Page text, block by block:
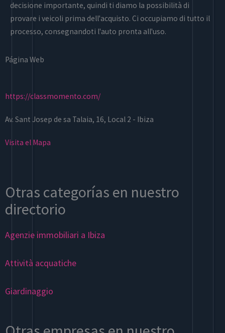
decisione importante, quindi ti diamo la possibilità di
provare i veicoli prima dell'acquisto. Ci occupiamo di tutto il
processo, consegnandoti l'auto pronta all'uso.
Página Web
https://classmomento.com/
Av. Sant Josep de sa Talaia, 16, Local 2 - Ibiza
Visita el Mapa
Otras categorías en nuestro
directorio
Agenzie immobiliari a Ibiza
Attività acquatiche
Giardinaggio